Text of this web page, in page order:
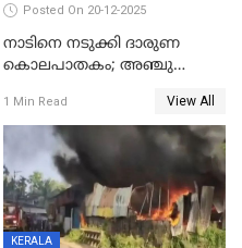
Posted On 20-12-2025
നാടിനെ നടുക്കി ദാരുണ
കൊലപാതകം; അഞ്ചു
കഴുത്തുഞെരിച്ച് കൊന്നു
1 Min Read View All
KERALA